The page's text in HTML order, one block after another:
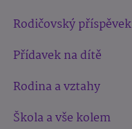
Rodičovský příspěvek
Přídavek na dítě
Rodina a vztahy
Škola a vše kolem